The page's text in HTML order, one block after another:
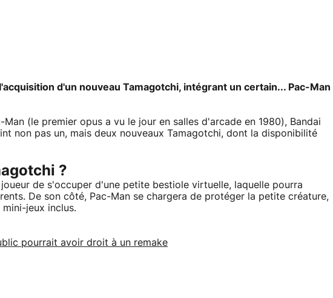
d'un nouveau Tamagotchi, intégrant un certain... Pac-Man
(le premier opus a vu le jour en salles d'arcade en 1980), Bandai
non pas un, mais deux nouveaux Tamagotchi, dont la disponibilité
?
de s'occuper d'une petite bestiole virtuelle, laquelle pourra
De son côté, Pac-Man se chargera de protéger la petite créature,
jeux inclus.
pourrait avoir droit à un remake